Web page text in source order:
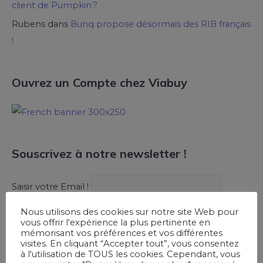
client de Pumpkin ?
Rubens dans Bunq propose désormais des RIB français
!
Ouvrez un Compte chez Viabuy
Souscrivez à notre newsletter !
Saisir votre Email !
Nous utilisons des cookies sur notre site Web pour
vous offrir l'expérience la plus pertinente en
mémorisant vos préférences et vos différentes
visites. En cliquant “Accepter tout”, vous consentez
à l'utilisation de TOUS les cookies. Cependant, vous